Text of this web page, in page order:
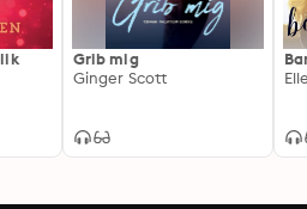
Grib mig
Ginger Scott